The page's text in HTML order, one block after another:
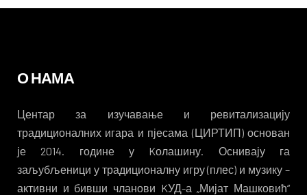
О НАМА
Центар за изучавање и ревитализацију
традиционалних игара и пјесама (ЦИРТИП) основан
је 2014. године у Kолашину. Оснивају га
заљубљеници у традиционалну игру (плес) и музику –
активни и бивши чланови KУД-а „Мијат Машковић“